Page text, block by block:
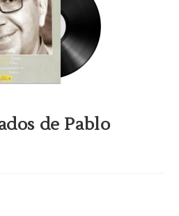
de Pablo